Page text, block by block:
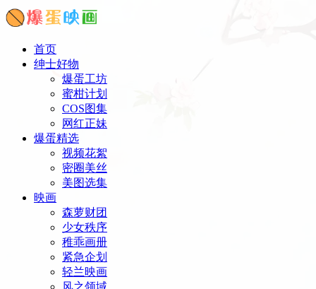
首页
绅士好物
爆蛋工坊
蜜柑计划
COS图集
网红正妹
爆蛋精选
视频花絮
密圈美丝
美图选集
映画
森萝财团
少女秩序
稚乖画册
紧急企划
轻兰映画